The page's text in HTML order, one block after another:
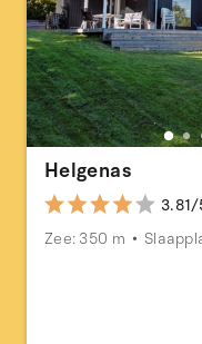
Helgenas
3.81/
Zee: 350 m